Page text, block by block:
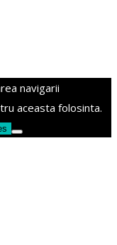
navigarii
aceasta folosinta.